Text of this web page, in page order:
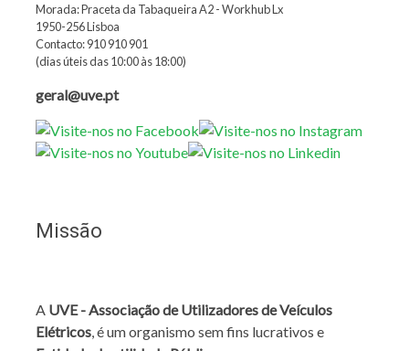
Morada: Praceta da Tabaqueira A2 - Workhub Lx
1950-256 Lisboa
Contacto: 910 910 901
(dias úteis das 10:00 às 18:00)
geral@uve.pt
Missão
A UVE - Associação de Utilizadores de Veículos
Elétricos, é um organismo sem fins lucrativos e